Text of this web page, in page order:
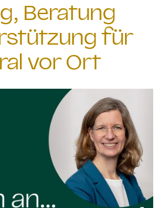
Beratung
für
vor Ort